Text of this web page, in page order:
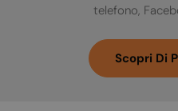
telefono,
Scopri Di